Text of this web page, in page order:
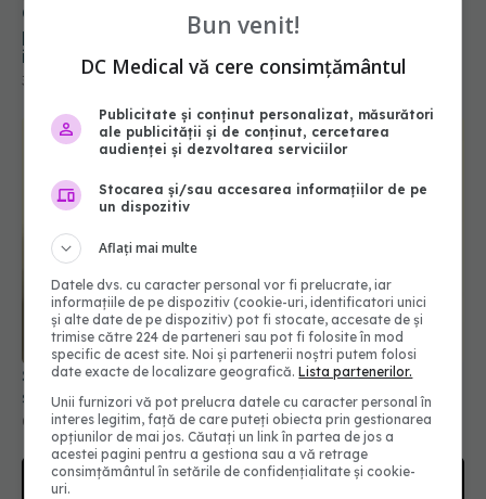
CNAS schimbă lista medicamentelor compensate
prin programele naționale. Ce tratamente noi
intră din august
31 iul 2026, 13:56
Șeful CNAS, mesaj după revolta radiologilor: În
sănătate, timpul se măsoară în șanse la viață
04 aug 2026, 10:10
Bun venit!
DC Medical vă cere consimțământul
Publicitate și conținut personalizat, măsurători
ale publicității și de conținut, cercetarea
audienței și dezvoltarea serviciilor
Stocarea și/sau accesarea informațiilor de pe
un dispozitiv
Aflați mai multe
Datele dvs. cu caracter personal vor fi prelucrate, iar
informațiile de pe dispozitiv (cookie-uri, identificatori unici
și alte date de pe dispozitiv) pot fi stocate, accesate de și
trimise către 224 de parteneri sau pot fi folosite în mod
specific de acest site. Noi și partenerii noștri putem folosi
date exacte de localizare geografică.Lista partenerilor.
Unii furnizori vă pot prelucra datele cu caracter personal în
interes legitim, față de care puteți obiecta prin gestionarea
opțiunilor de mai jos. Căutați un link în partea de jos a
acestei pagini pentru a gestiona sau a vă retrage
consimțământul în setările de confidențialitate și cookie-
uri.